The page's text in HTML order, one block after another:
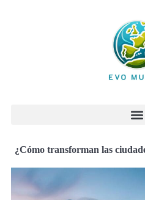
¿Cómo transforman las